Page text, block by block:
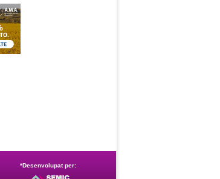
*Desenvolupat per: